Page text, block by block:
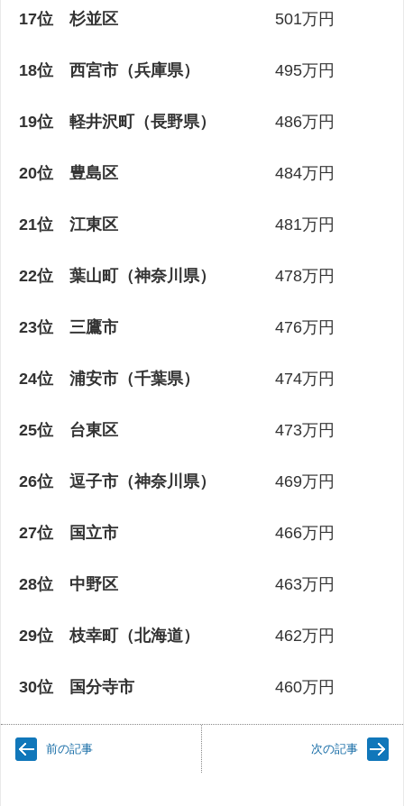
17位 杉並区 501万円
18位 西宮市（兵庫県） 495万円
19位 軽井沢町（長野県） 486万円
20位 豊島区 484万円
21位 江東区 481万円
22位 葉山町（神奈川県） 478万円
23位 三鷹市 476万円
24位 浦安市（千葉県） 474万円
25位 台東区 473万円
26位 逗子市（神奈川県） 469万円
27位 国立市 466万円
28位 中野区 463万円
29位 枝幸町（北海道） 462万円
30位 国分寺市 460万円
前の記事 次の記事